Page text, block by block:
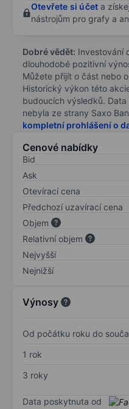
Otevřete si účet a
nástrojům pro grafy a
Dobré vědět: Investování
dlouhodobé pozitivní
Můžete přijít o část nebo
Historický výkon této
budoucích výsledků.
nebyla ze strany Saxo
kompletní prohlášení o
Cenové nabídky
Bid
Ask
Otevírací cena
Předchozí uzavírací cena
Objem
Relativní objem
Nejvyšší
Nejnižší
Výnosy
Od počátku roku do
1 rok
3 roky
Data poskytnuta od